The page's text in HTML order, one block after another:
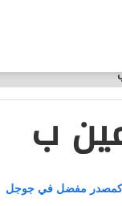
ب
مفضل في جوجل